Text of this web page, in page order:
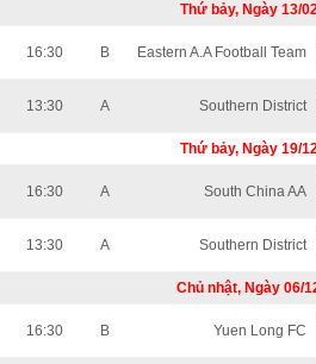
Thứ bảy, Ngày 13/
16:30 B Eastern A.A Football Team
13:30 A Southern District
Thứ bảy, Ngày 19/
16:30 A South China AA
13:30 A Southern District
Chủ nhật, Ngày 06/
16:30 B Yuen Long FC